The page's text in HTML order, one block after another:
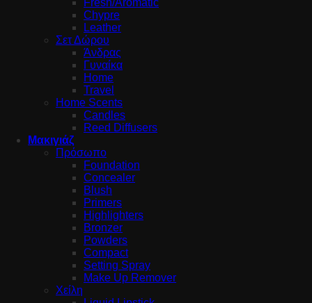
Fresh/Aromatic
Chypre
Leather
Σετ Δώρου
Άνδρας
Γυναίκα
Home
Travel
Home Scents
Candles
Reed Diffusers
Μακιγιάζ
Πρόσωπο
Foundation
Concealer
Blush
Primers
Highlighters
Bronzer
Powders
Compact
Setting Spray
Make Up Remover
Χείλη